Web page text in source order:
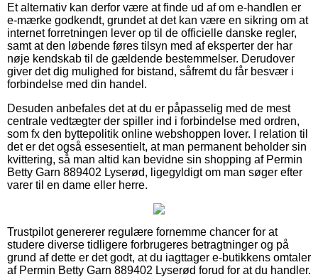
Et alternativ kan derfor være at finde ud af om e-handlen er
e-mærke godkendt, grundet at det kan være en sikring om at
internet forretningen lever op til de officielle danske regler,
samt at den løbende føres tilsyn med af eksperter der har
nøje kendskab til de gældende bestemmelser. Derudover
giver det dig mulighed for bistand, såfremt du får besvær i
forbindelse med din handel.
Desuden anbefales det at du er påpasselig med de mest
centrale vedtægter der spiller ind i forbindelse med ordren,
som fx den byttepolitik online webshoppen lover. I relation til
det er det også essesentielt, at man permanent beholder sin
kvittering, så man altid kan bevidne sin shopping af Permin
Betty Garn 889402 Lyserød, ligegyldigt om man søger efter
varer til en dame eller herre.
Trustpilot genererer regulære fornemme chancer for at
studere diverse tidligere forbrugeres betragtninger og på
grund af dette er det godt, at du iagttager e-butikkens omtaler
af Permin Betty Garn 889402 Lyserød forud for at du handler.